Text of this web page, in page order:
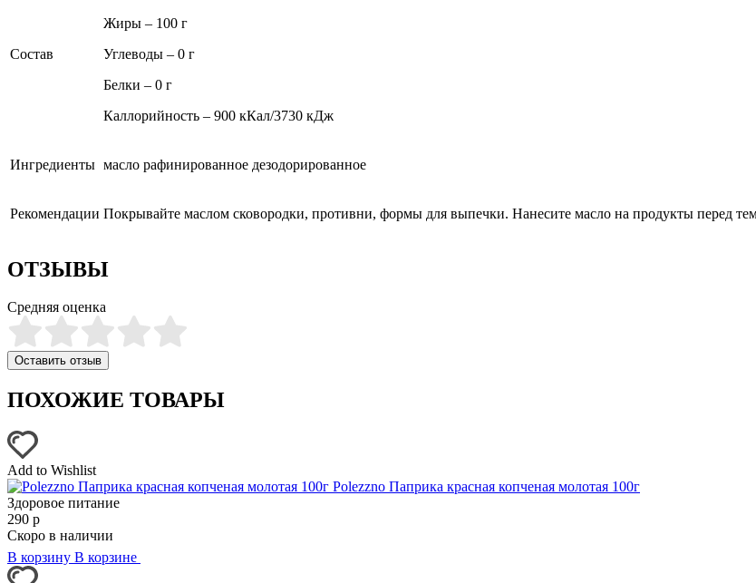
Состав
Жиры – 100 г
Углеводы – 0 г
Белки – 0 г
Каллорийность – 900 кКал/3730 кДж
Ингредиенты масло рафинированное дезодорированное
Рекомендации Покрывайте маслом сковородки, противни, формы для выпечки. Нанесите масло на продукты перед
ОТЗЫВЫ
Средняя оценка
Оставить отзыв
ПОХОЖИЕ ТОВАРЫ
Add to Wishlist
Polezzno Паприка красная копченая молотая 100г
Здоровое питание
290 р
Скоро в наличии
В корзину В корзине